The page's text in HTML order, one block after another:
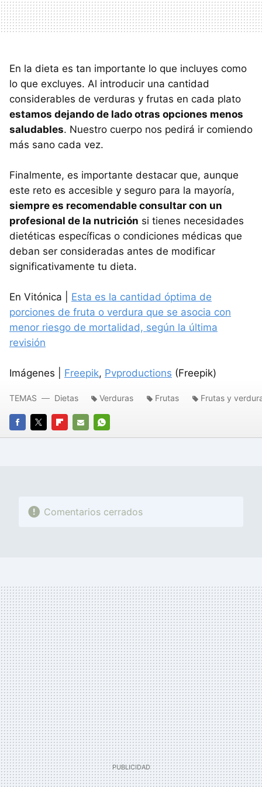
En la dieta es tan importante lo que incluyes como
lo que excluyes. Al introducir una cantidad
considerables de verduras y frutas en cada plato
estamos dejando de lado otras opciones menos
saludables. Nuestro cuerpo nos pedirá ir comiendo
más sano cada vez.
Finalmente, es importante destacar que, aunque
este reto es accesible y seguro para la mayoría,
siempre es recomendable consultar con un
profesional de la nutrición si tienes necesidades
dietéticas específicas o condiciones médicas que
deban ser consideradas antes de modificar
significativamente tu dieta.
En Vitónica | Esta es la cantidad óptima de
porciones de fruta o verdura que se asocia con
menor riesgo de mortalidad, según la última
revisión
Imágenes | Freepik, Pvproductions (Freepik)
FACEBOOK
TWITTERFLIPBOARD
E-
WHATSAPP
TEMAS Dietas Verduras Frutas Frutas y
Comentarios cerrados